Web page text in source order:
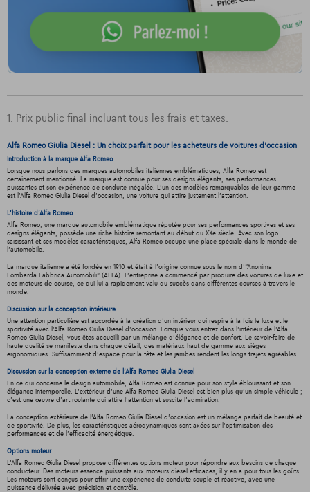
1. Prix public final incluant tous les frais et taxes.
Alfa Romeo Giulia Diesel : Un choix parfait pour les acheteurs de voitures d'occasion
Introduction à la marque Alfa Romeo
Lorsque nous parlons des marques automobiles italiennes emblématiques, Alfa Romeo est
certainement mentionné. La marque est connue pour ses designs élégants, ses performances
puissantes et son expérience de conduite inégalée. L'un des modèles remarquables de leur gamme
est l'Alfa Romeo Giulia Diesel d'occasion, une voiture qui attire justement l'attention.
L'histoire d'Alfa Romeo
Alfa Romeo, une marque automobile emblématique réputée pour ses performances sportives et ses
designs élégants, possède une riche histoire remontant au début du XXe siècle. Avec son logo
saisissant et ses modèles caractéristiques, Alfa Romeo occupe une place spéciale dans le monde de
l'automobile.
La marque italienne a été fondée en 1910 et était à l'origine connue sous le nom d'"Anonima
Lombarda Fabbrica Automobili" (ALFA). L'entreprise a commencé par produire des voitures de luxe et
des moteurs de course, ce qui lui a rapidement valu du succès dans différentes courses à travers le
monde.
Discussion sur la conception intérieure
Une attention particulière est accordée à la création d'un intérieur qui respire à la fois le luxe et le
sportivité avec l'Alfa Romeo Giulia Diesel d'occasion. Lorsque vous entrez dans l'intérieur de l'Alfa
Romeo Giulia Diesel, vous êtes accueilli par un mélange d'élégance et de confort. Le savoir-faire de
haute qualité se manifeste dans chaque détail, des matériaux haut de gamme aux sièges
ergonomiques. Suffisamment d'espace pour la tête et les jambes rendent les longs trajets agréables.
Discussion sur la conception externe de l'Alfa Romeo Giulia Diesel
En ce qui concerne le design automobile, Alfa Romeo est connue pour son style éblouissant et son
élégance intemporelle. L'extérieur d'une Alfa Romeo Giulia Diesel est bien plus qu'un simple véhicule ;
c'est une œuvre d'art roulante qui attire l'attention et suscite l'admiration.
La conception extérieure de l'Alfa Romeo Giulia Diesel d'occasion est un mélange parfait de beauté et
de sportivité. De plus, les caractéristiques aérodynamiques sont axées sur l'optimisation des
performances et de l'efficacité énergétique.
Options moteur
L'Alfa Romeo Giulia Diesel propose différentes options moteur pour répondre aux besoins de chaque
conducteur. Des moteurs essence puissants aux moteurs diesel efficaces, il y en a pour tous les goûts.
Les moteurs sont conçus pour offrir une expérience de conduite souple et réactive, avec une
puissance délivrée avec précision et contrôle.